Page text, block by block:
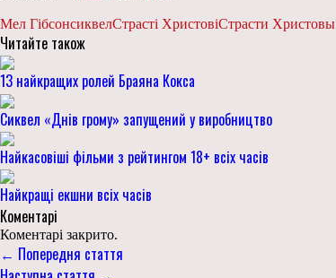
Мел ГібсонсиквелСтрасті ХристовіСтрасти Христовы
Читайте також
13 найкращих ролей Браяна Кокса
Сиквел «Днів грому» запущений у виробництво
Найкасовіші фільми з рейтингом 18+ всіх часів
Найкращі екшни всіх часів
Коментарі
Коментарі закрито.
← Попередня стаття